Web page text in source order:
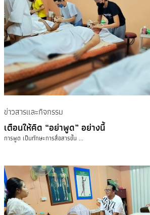
ข่าวสารและกิจกรรม
เตือนให้คิด “อย่าพูด” อย่างนี้
การพูด เป็นทักษะการสื่อสารขั้น ...